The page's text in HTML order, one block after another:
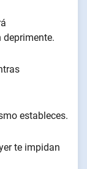
deprimente.
estableces.
te impidan